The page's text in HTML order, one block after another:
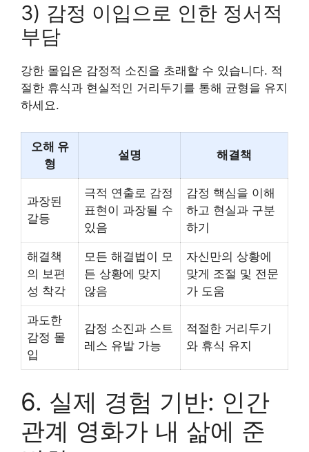
3) 감정 이입으로 인한 정서적
부담
강한 몰입은 감정적 소진을 초래할 수 있습니다. 적
절한 휴식과 현실적인 거리두기를 통해 균형을 유지
하세요.
오해 유
형
설명 해결책
과장된
갈등
극적 연출로 감정
표현이 과장될 수
있음
감정 핵심을 이해
하고 현실과 구분
하기
해결책
의 보편
성 착각
모든 해결법이 모
든 상황에 맞지
않음
자신만의 상황에
맞게 조절 및 전문
가 도움
과도한
감정 몰
입
감정 소진과 스트
레스 유발 가능
적절한 거리두기
와 휴식 유지
6. 실제 경험 기반: 인간
관계 영화가 내 삶에 준